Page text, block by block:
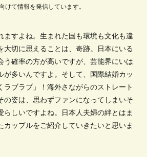
けて情報を発信しています。
ますよね。生まれた国も環境も文化も違
大切に思えることは、奇跡。日本にいる
う確率の方が高いですが、芸能界にいは
が多いんですよ。そして、国際結婚カッ
ラブラブ」！海外さながらのストレート
の姿は、思わずファンになってしまいそ
らしいですよね。日本人夫婦の絆とはま
カップルをご紹介していきたいと思いま